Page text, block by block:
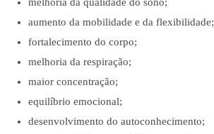
aumento da mobilidade e da flexibilidade;
fortalecimento do corpo;
melhoria da respiração;
maior concentração;
equilíbrio emocional;
desenvolvimento do autoconhecimento;